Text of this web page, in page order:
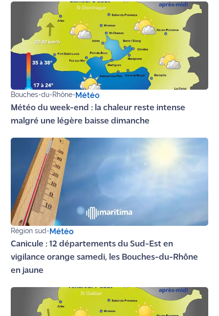
Ecouter
et voir
Maritima
Qui
sommes
nous ?
Devenir
annonceur
Recrutement
Mention
légales
Conditions
générales
d'utilisation du
site maritima.fr
Bouches-du-Rhône-Météo
Météo du week-end : la chaleur reste intense
malgré une légère baisse dimanche
Région sud-Météo
Canicule : 12 départements du Sud-Est en
vigilance orange samedi, les Bouches-du-Rhône
en jaune